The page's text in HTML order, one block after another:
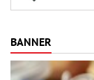
BANNER